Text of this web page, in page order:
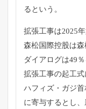
るという。
拡張工事は2025
森松国際控股は森
ダイアログは49
拡張工事の起工
ハフィズ・ガジ
に寄与するとし